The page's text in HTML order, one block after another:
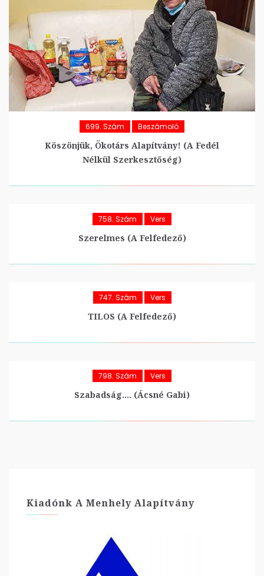
699. Szám Beszámoló
Köszönjük, Ökotárs Alapítvány! (A Fedél
Nélkül Szerkesztőség)
758. Szám Vers
Szerelmes (A Felfedező)
747. Szám Vers
TILOS (A Felfedező)
798. Szám Vers
Szabadság…. (Ácsné Gabi)
Kiadónk A Menhely Alapítvány